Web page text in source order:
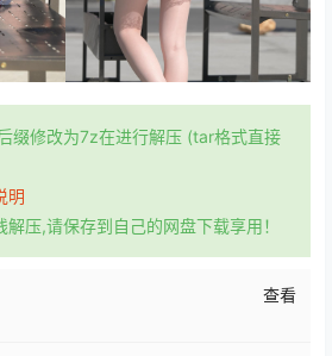
缀修改为7z在进行解压 (tar格式直接
明
压,请保存到自己的网盘下载享用！
查看